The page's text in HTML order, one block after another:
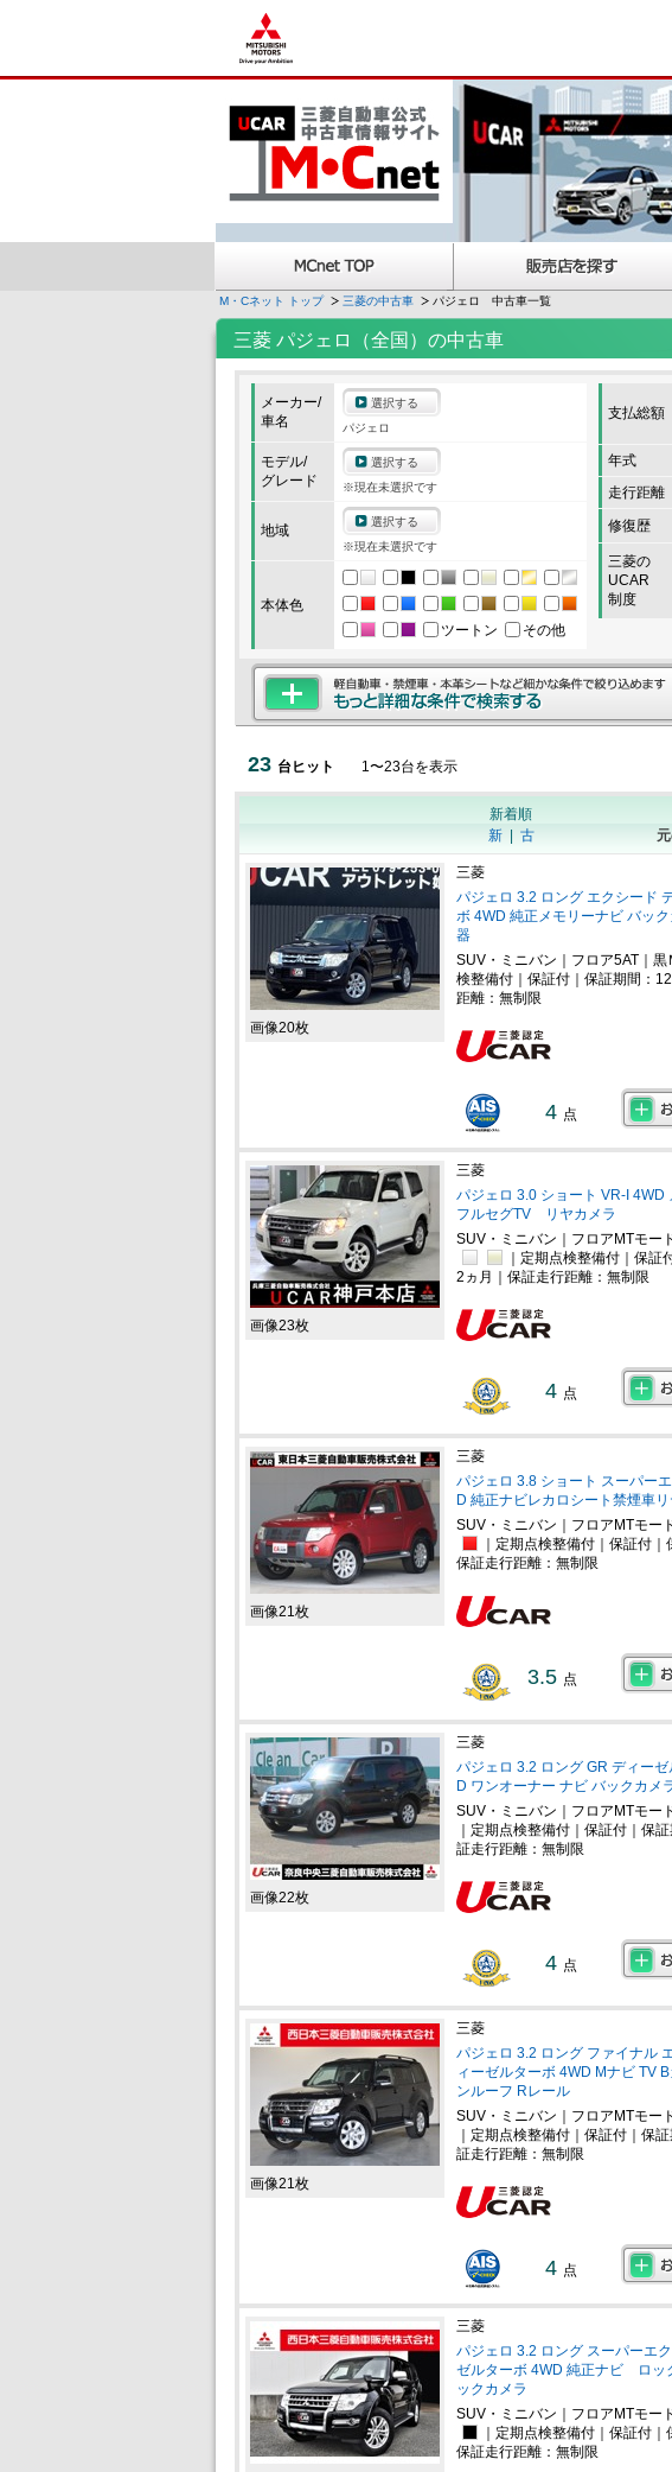
M・Cネット トップ 三菱の中古車 パジェロ 中古車一覧
三菱 パジェロ（全国）の中古車
メーカー/
車名
選択する
パジェロ
モデル/
グレード
選択する
※現在未選択です
地域
選択する
※現在未選択です
本体色
ツートン
その他
支払総額
年式
走行距離
修復歴
三菱の
UCAR
制度
23 台ヒット 1〜23台を表示
新着順
新| 古
画像20枚
三菱
パジェロ 3.2 ロング エクシード
ボ 4WD 純正メモリーナビ バッ
器
SUV・ミニバン｜フロア5AT｜黒
検整備付｜保証付｜保証期間：
距離：無制限
4 点
画像23枚
三菱
パジェロ 3.0 ショート VR-I
フルセグTV リヤカメラ
SUV・ミニバン｜フロアMTモー
｜定期点検整備付｜保証
2ヵ月｜保証走行距離：無制限
4 点
画像21枚
三菱
パジェロ 3.8 ショート スーパー
D 純正ナビレカロシート禁煙車
SUV・ミニバン｜フロアMTモー
｜定期点検整備付｜保証付｜
保証走行距離：無制限
3.5 点
画像22枚
三菱
パジェロ 3.2 ロング GR ディー
D ワンオーナー ナビ バックカメ
SUV・ミニバン｜フロアMTモー
｜定期点検整備付｜保証付｜保
証走行距離：無制限
4 点
画像21枚
三菱
パジェロ 3.2 ロング ファイナル
ィーゼルターボ 4WD Mナビ TV
ンルーフ Rレール
SUV・ミニバン｜フロアMTモー
｜定期点検整備付｜保証付｜保
証走行距離：無制限
4 点
三菱
パジェロ 3.2 ロング スーパーエ
ゼルターボ 4WD 純正ナビ ロ
ックカメラ
SUV・ミニバン｜フロアMTモー
｜定期点検整備付｜保証付｜
保証走行距離：無制限